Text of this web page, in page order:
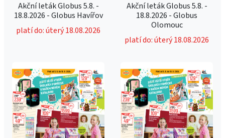
Akční leták Globus 5.8. -
18.8.2026 - Globus Havířov
platí do: úterý 18.08.2026
Akční leták Globus 5.8. -
18.8.2026 - Globus
Olomouc
platí do: úterý 18.08.2026